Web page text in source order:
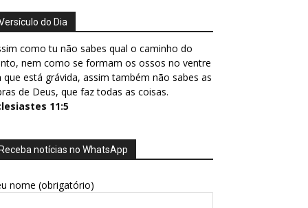
do Dia
como tu não sabes qual o caminho do
nem como se formam os ossos no ventre
que está grávida, assim também não sabes as
de Deus, que faz todas as coisas.
11:5
Receba notícias no WhatsApp
nome (obrigatório)